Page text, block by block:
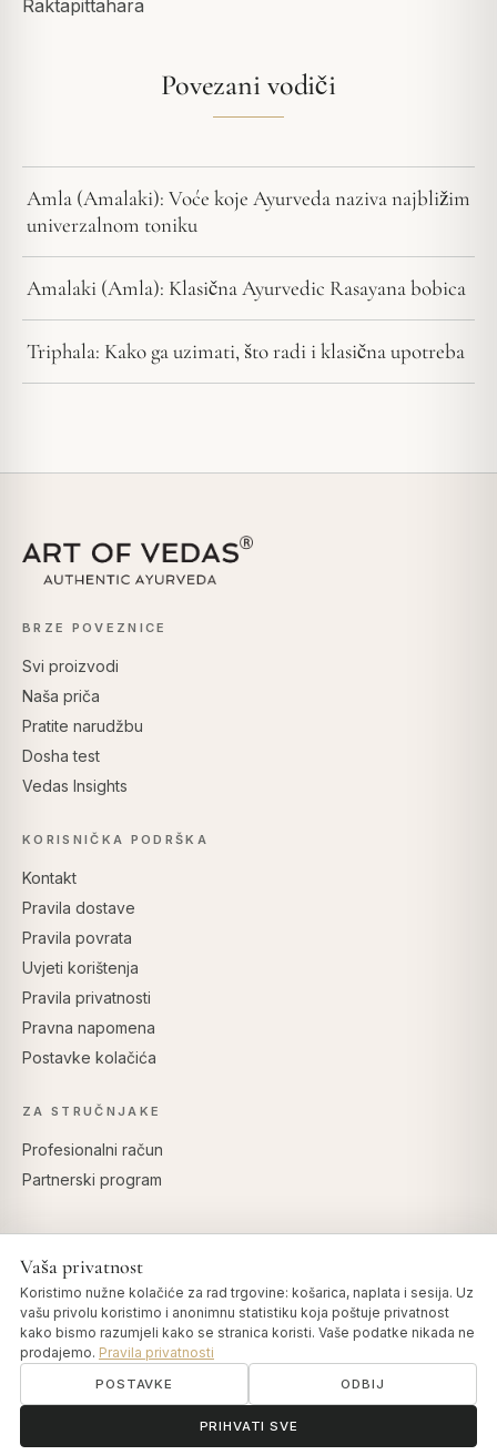
Raktapittahara
Povezani vodiči
Amla (Amalaki): Voće koje Ayurveda naziva najbližim
univerzalnom toniku
Amalaki (Amla): Klasična Ayurvedic Rasayana bobica
Triphala: Kako ga uzimati, što radi i klasična upotreba
BRZE POVEZNICE
Svi proizvodi
Naša priča
Pratite narudžbu
Dosha test
Vedas Insights
KORISNIČKA PODRŠKA
Kontakt
Pravila dostave
Pravila povrata
Uvjeti korištenja
Pravila privatnosti
Pravna napomena
Postavke kolačića
ZA STRUČNJAKE
Profesionalni račun
Partnerski program
Vaša privatnost
Koristimo nužne kolačiće za rad trgovine: košarica, naplata i sesija. Uz
vašu privolu koristimo i anonimnu statistiku koja poštuje privatnost
kako bismo razumjeli kako se stranica koristi. Vaše podatke nikada ne
prodajemo. Pravila privatnosti
POSTAVKE ODBIJ
PRIHVATI SVE